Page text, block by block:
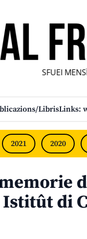
SFUEI
LibrisLinks:
2021 2020
di